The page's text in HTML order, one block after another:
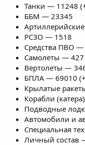
Танки — 11248
ББМ — 23345
РСЗО — 1518
Средства ПВО —
Самолеты — 427
Вертолеты —
БПЛА — 69010
Крылатые
Корабли
Подводные
Автомобили и
Специальная
Личный состав